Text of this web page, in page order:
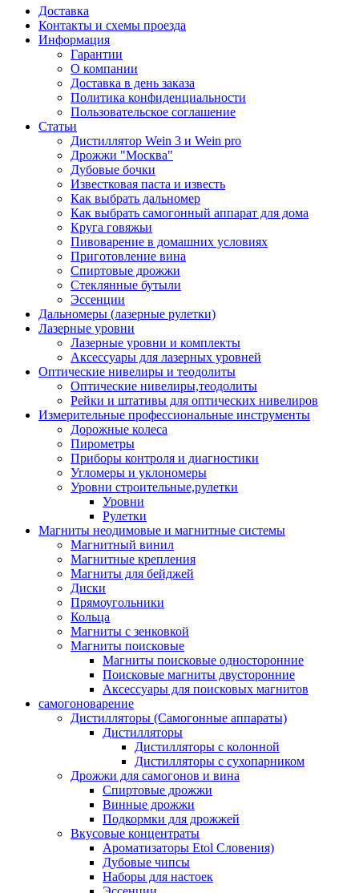
Доставка
Контакты и схемы проезда
Информация
Гарантии
О компании
Доставка в день заказа
Политика конфиденциальности
Пользовательское соглашение
Статьи
Дистиллятор Wein 3 и Wein pro
Дрожжи "Москва"
Дубовые бочки
Известковая паста и известь
Как выбрать дальномер
Как выбрать самогонный аппарат для дома
Круга говяжьи
Пивоварение в домашних условиях
Приготовление вина
Спиртовые дрожжи
Стеклянные бутыли
Эссенции
Дальномеры (лазерные рулетки)
Лазерные уровни
Лазерные уровни и комплекты
Аксессуары для лазерных уровней
Оптические нивелиры и теодолиты
Оптические нивелиры,теодолиты
Рейки и штативы для оптических нивелиров
Измерительные профессиональные инструменты
Дорожные колеса
Пирометры
Приборы контроля и диагностики
Угломеры и уклономеры
Уровни строительные,рулетки
Уровни
Рулетки
Магниты неодимовые и магнитные системы
Магнитный винил
Магнитные крепления
Магниты для бейджей
Диски
Прямоугольники
Кольца
Магниты с зенковкой
Магниты поисковые
Магниты поисковые односторонние
Поисковые магниты двусторонние
Аксессуары для поисковых магнитов
самогоноварение
Дистилляторы (Самогонные аппараты)
Дистилляторы
Дистилляторы с колонной
Дистилляторы с сухопарником
Дрожжи для самогонов и вина
Спиртовые дрожжи
Винные дрожжи
Подкормки для дрожжей
Вкусовые концентраты
Ароматизаторы Etol Словения)
Дубовые чипсы
Наборы для настоек